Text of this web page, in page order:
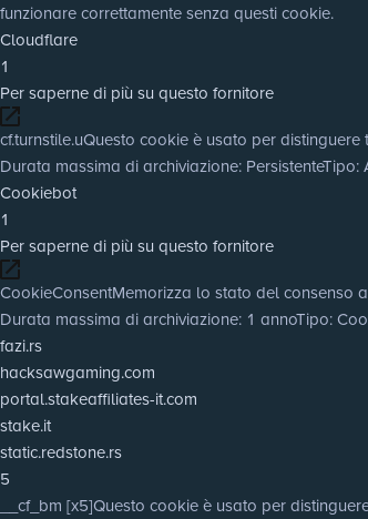
funzionare correttamente senza questi cookie.
Cloudflare
1
Per saperne di più su questo fornitore
cf.turnstile.uQuesto cookie è usato per distinguere
Durata massima di archiviazione: PersistenteTipo:
Cookiebot
1
Per saperne di più su questo fornitore
CookieConsentMemorizza lo stato del consenso
Durata massima di archiviazione: 1 annoTipo:
fazi.rs
hacksawgaming.com
portal.stakeaffiliates-it.com
stake.it
static.redstone.rs
5
__cf_bm [x5]Questo cookie è usato per